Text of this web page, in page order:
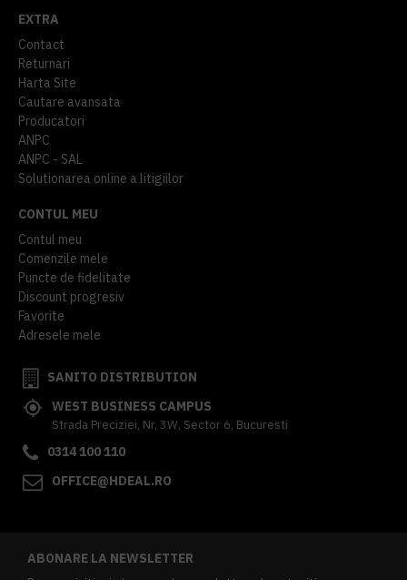
EXTRA
Contact
Returnari
Harta Site
Cautare avansata
Producatori
ANPC
ANPC - SAL
Solutionarea online a litigiilor
CONTUL MEU
Contul meu
Comenzile mele
Puncte de fidelitate
Discount progresiv
Favorite
Adresele mele
SANITO DISTRIBUTION
WEST BUSINESS CAMPUS
Strada Preciziei, Nr, 3W, Sector 6, Bucuresti
0314 100 110
OFFICE@HDEAL.RO
ABONARE LA NEWSLETTER